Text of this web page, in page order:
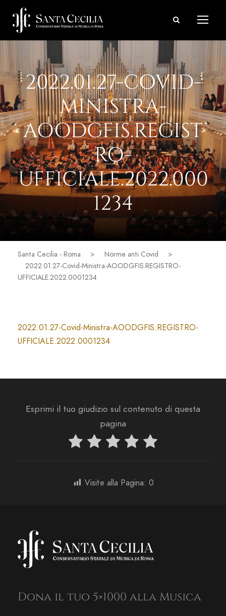
2022.01.27-COVID-
MINISTRA-
AOODGFIS.REGIST
RO-
UFFICIALE.2022.000
1234
Santa Cecilia - Roma > Norme anti Covid
>
2022.01.27-Covid-Ministra-AOODGFIS.REGISTRO-
UFFICIALE.2022.0001234
2022.01.27-Covid-Ministra-AOODGFIS.REGISTRO-
UFFICIALE.2022.0001234
Esprimi il tuo giudizio sul contenuto di questa
pagina
Visite alla Pagina: 0
Dona il tuo 5×1000 alla Musica